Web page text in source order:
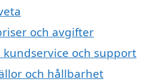
och avgifter
kundservice och support
och hållbarhet